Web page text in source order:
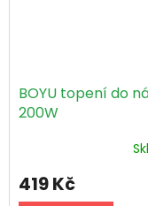
BOYU topení do
200W
419 Kč